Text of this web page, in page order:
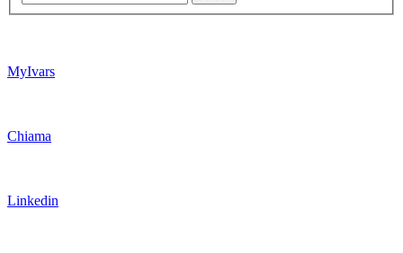
MyIvars
Chiama
Linkedin